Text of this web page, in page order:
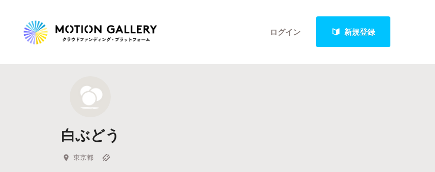
ログイン 新規登録
新着プロジェクト
Feature
キュレーターから探す
白ぶどう
東京都